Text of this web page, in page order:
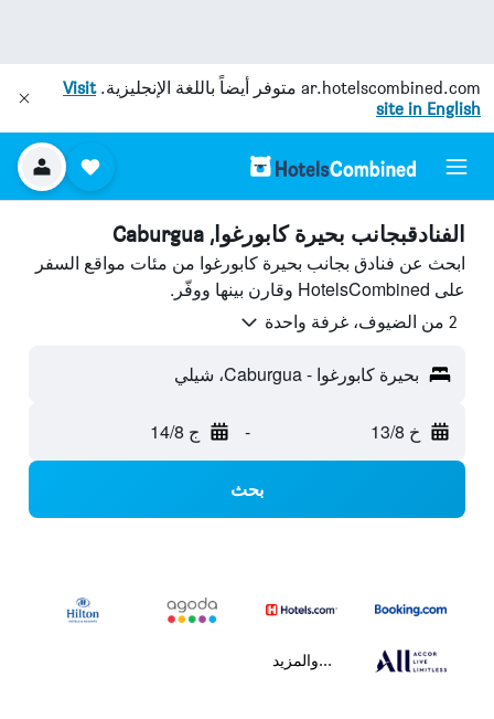
ar.hotelscombined.com متوفر أيضاً باللغة الإنجليزية.Visit
site in English
الفنادقبجانب بحيرة كابورغوا, Caburgua
ابحث عن فنادق بجانب بحيرة كابورغوا من مئات مواقع السفر
على HotelsCombined وقارن بينها ووفّر.
2 من الضيوف، غرفة واحدة
بحيرة كابورغوا - Caburgua، شيلي
خ 13/8 - ج 14/8
بحث
...والمزيد